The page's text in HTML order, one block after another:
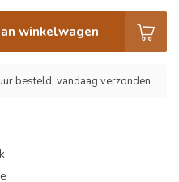
winkelwagen
besteld, vandaag verzonden